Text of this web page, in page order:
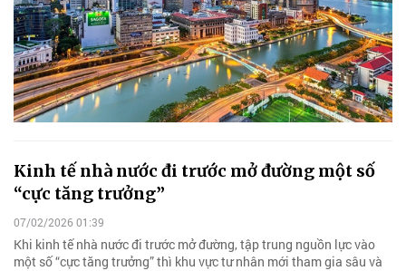
Kinh tế nhà nước đi trước mở đường một số
“cực tăng trưởng”
07/02/2026 01:39
Khi kinh tế nhà nước đi trước mở đường, tập trung nguồn lực vào
một số “cực tăng trưởng” thì khu vực tư nhân mới tham gia sâu và